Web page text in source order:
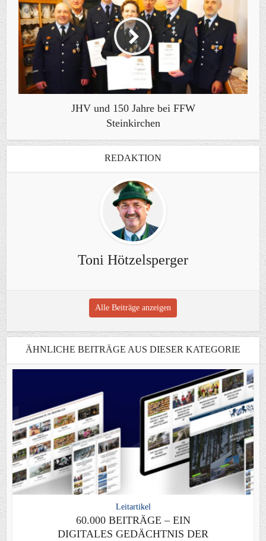
JHV und 150 Jahre bei FFW
Steinkirchen
REDAKTION
Toni Hötzelsperger
Alle Beiträge anzeigen
ÄHNLICHE BEITRÄGE AUS DIESER KATEGORIE
Leitartikel
60.000 BEITRÄGE – EIN
DIGITALES GEDÄCHTNIS DER